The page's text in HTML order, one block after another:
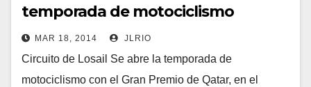
temporada de motociclismo
MAR 18, 2014 JLRIO
Circuito de Losail Se abre la temporada de
motociclismo con el Gran Premio de Qatar, en el